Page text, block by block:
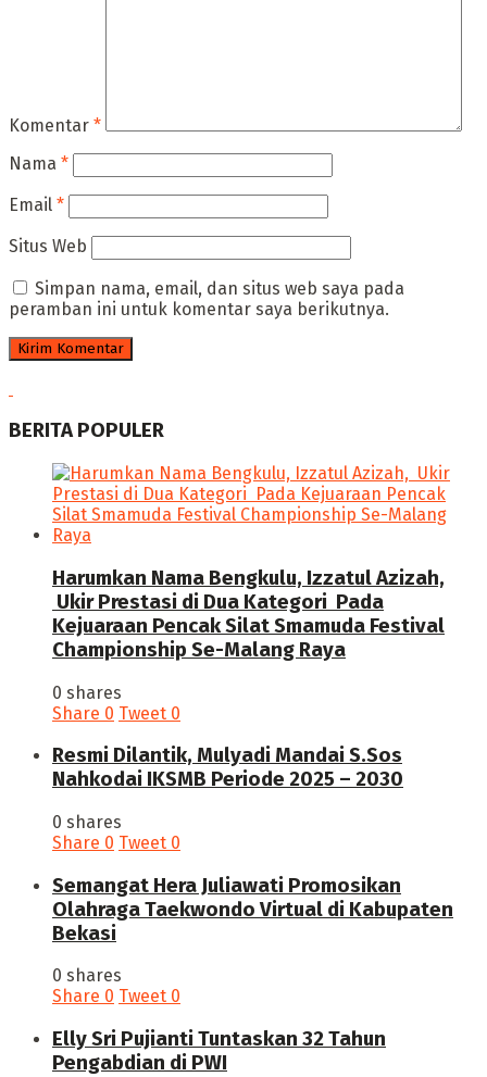
Komentar *
Nama *
Email *
Situs Web
Simpan nama, email, dan situs web saya pada
peramban ini untuk komentar saya berikutnya.
BERITA POPULER
Harumkan Nama Bengkulu, Izzatul Azizah,
Ukir Prestasi di Dua Kategori Pada
Kejuaraan Pencak Silat Smamuda Festival
Championship Se-Malang Raya
0 shares
Share 0 Tweet 0
Resmi Dilantik, Mulyadi Mandai S.Sos
Nahkodai IKSMB Periode 2025 – 2030
0 shares
Share 0 Tweet 0
Semangat Hera Juliawati Promosikan
Olahraga Taekwondo Virtual di Kabupaten
Bekasi
0 shares
Share 0 Tweet 0
Elly Sri Pujianti Tuntaskan 32 Tahun
Pengabdian di PWI